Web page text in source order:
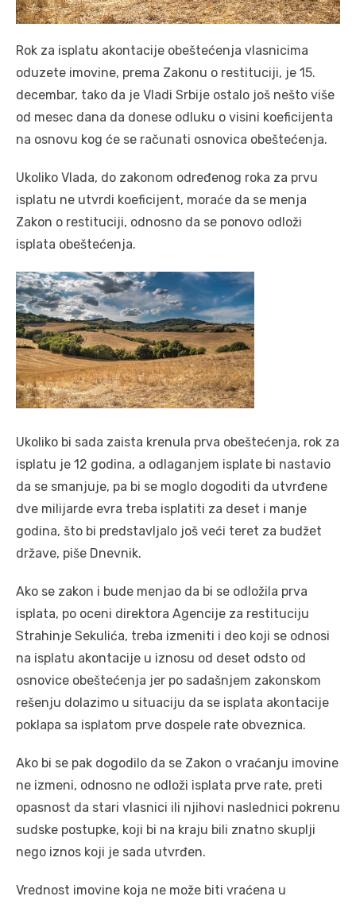
Rok za isplatu akontacije obeštećenja vlasnicima
oduzete imovine, prema Zakonu o restituciji, je 15.
decembar, tako da je Vladi Srbije ostalo još nešto više
od mesec dana da donese odluku o visini koeficijenta
na osnovu kog će se računati osnovica obeštećenja.
Ukoliko Vlada, do zakonom određenog roka za prvu
isplatu ne utvrdi koeficijent, moraće da se menja
Zakon o restituciji, odnosno da se ponovo odloži
isplata obeštećenja.
Ukoliko bi sada zaista krenula prva obeštećenja, rok za
isplatu je 12 godina, a odlaganjem isplate bi nastavio
da se smanjuje, pa bi se moglo dogoditi da utvrđene
dve milijarde evra treba isplatiti za deset i manje
godina, što bi predstavljalo još veći teret za budžet
države, piše Dnevnik.
Ako se zakon i bude menjao da bi se odložila prva
isplata, po oceni direktora Agencije za restituciju
Strahinje Sekulića, treba izmeniti i deo koji se odnosi
na isplatu akontacije u iznosu od deset odsto od
osnovice obeštećenja jer po sadašnjem zakonskom
rešenju dolazimo u situaciju da se isplata akontacije
poklapa sa isplatom prve dospele rate obveznica.
Ako bi se pak dogodilo da se Zakon o vraćanju imovine
ne izmeni, odnosno ne odloži isplata prve rate, preti
opasnost da stari vlasnici ili njihovi naslednici pokrenu
sudske postupke, koji bi na kraju bili znatno skuplji
nego iznos koji je sada utvrđen.
Vrednost imovine koja ne može biti vraćena u